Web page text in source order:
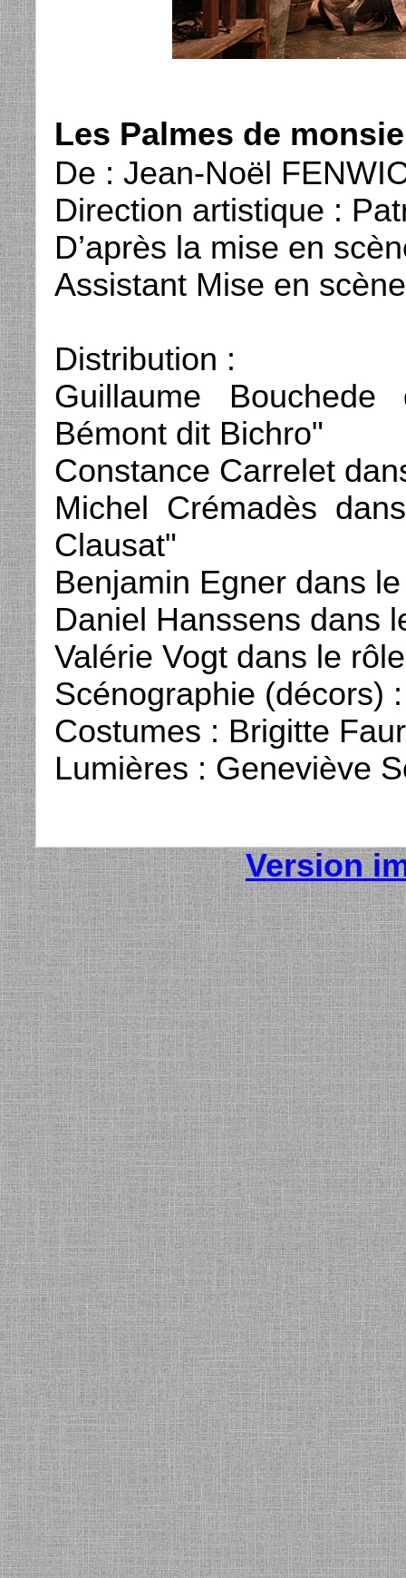
Les Palmes de
De : Jean-Noël
Direction artistique :
D’après la mise en
Assistant Mise en
Distribution :
Guillaume
Bémont dit Bichro"
Constance Carrelet
Michel Crémadès
Clausat"
Benjamin Egner dans
Daniel Hanssens dans
Valérie Vogt dans le
Scénographie (décors)
Costumes : Brigitte
Lumières : Geneviève
Version